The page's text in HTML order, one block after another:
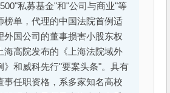
私募基金"和"公司与商业"等
榜单，代理的中国法院首例适
外国公司的董事损害小股东权
海高院发布的《上海法院域外
》和威科先行"要案头条"。具有
事任职资格，系多家知名高校